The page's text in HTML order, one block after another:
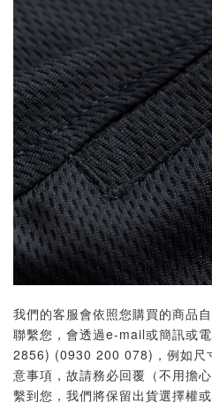
我們的客服會依照您購買的商品
聯繫您，會透過e-mail或簡訊或
2856) (0930 200 078)，例如尺
意事項，故請務必回覆（不用擔
繫到您，我們將保留出貨選擇權